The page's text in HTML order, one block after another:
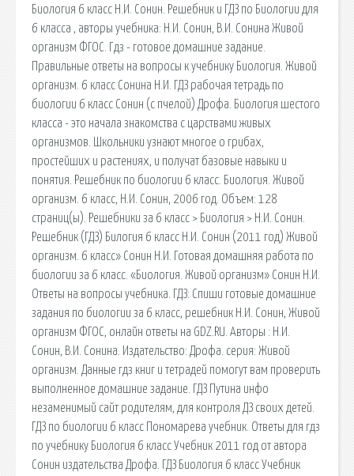
Биология 6 класс Н.И. Сонин. Решебник и ГДЗ по Биологии для
6 класса , авторы учебника: Н.И. Сонин, В.И. Сонина Живой
организм ФГОС. Гдз - готовое домашние задание.
Правильные ответы на вопросы к учебнику Биология. Живой
организм. 6 класс Сонина Н.И. ГДЗ рабочая тетрадь по
биологии 6 класс Сонин (с пчелой) Дрофа. Биология шестого
класса - это начала знакомства с царствами живых
организмов. Школьники узнают многое о грибах,
простейших и растениях, и получат базовые навыки и
понятия. Решебник по биологии 6 класс. Биология. Живой
организм. 6 класс, Н.И. Сонин, 2006 год. Объем: 128
страниц(ы). Решебники за 6 класс > Биология > Н.И. Сонин.
Решебник (ГДЗ) Билогия 6 класс Н.И. Сонин (2011 год) Живой
организм. 6 класс» Сонин Н.И. Готовая домашняя работа по
биологии за 6 класс. «Биология. Живой организм» Сонин Н.И.
Ответы на вопросы учебника. ГДЗ: Спиши готовые домашние
задания по биологии за 6 класс, решебник Н.И. Сонин, Живой
организм ФГОС, онлайн ответы на GDZ.RU. Авторы : Н.И.
Сонин, В.И. Сонина. Издательство: Дрофа. серия: Живой
организм. Данные гдз книг и тетрадей помогут вам проверить
выполненное домашние задание. ГДЗ Путина инфо
незаменимый сайт родителям, для контроля ДЗ своих детей.
ГДЗ по биологии 6 класс Пономарева учебник. Ответы для гдз
по учебнику Биология 6 класс Учебник 2011 год от автора
Сонин издательства Дрофа. ГДЗ Биология 6 класс Учебник